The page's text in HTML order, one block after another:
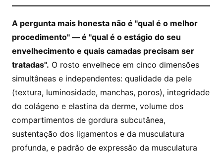
A pergunta mais honesta não é "qual é o melhor
procedimento" — é "qual é o estágio do seu
envelhecimento e quais camadas precisam ser
tratadas". O rosto envelhece em cinco dimensões
simultâneas e independentes: qualidade da pele
(textura, luminosidade, manchas, poros), integridade
do colágeno e elastina da derme, volume dos
compartimentos de gordura subcutânea,
sustentação dos ligamentos e da musculatura
profunda, e padrão de expressão da musculatura